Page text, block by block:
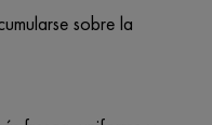
sobre la